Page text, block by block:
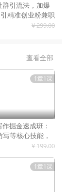
引流法，加爆
精准创业粉兼职
¥ 299.00
查看全部
1章1课
掘金速成班：
等核心技能，
现500+
¥ 199.00
1章1课